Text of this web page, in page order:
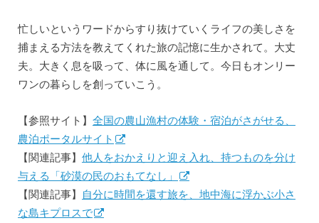
忙しいというワードからすり抜けていくライフの美しさを
捕まえる方法を教えて​くれた旅の記憶に生かされて。大丈
夫。大きく息を吸って、体に風を通して。今日もオンリー
ワンの暮らしを創っていこう。
【参照サイト】 全国の農山漁村の体験・宿泊がさがせる、
農泊ポータルサイト
【関連記事】 他人をおかえりと迎え入れ、持つものを分け
与える「砂漠の民のおもてなし」
【関連記事】
自分に時間を還す旅を、地中海に浮かぶ小さ
な島キプロスで